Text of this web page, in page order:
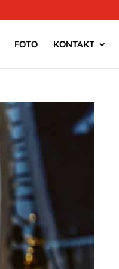
FOTO KONTAKT